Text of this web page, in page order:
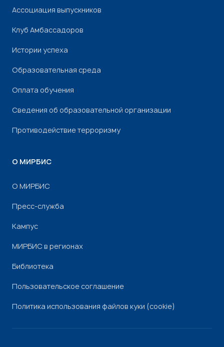
Ассоциация выпускников
Клуб Амбассадоров
Истории успеха
Образовательная среда
Оплата обучения
Сведения об образовательной организации
Противодействие терроризму
О МИРБИС
О МИРБИС
Пресс-служба
Кампус
МИРБИС в регионах
Библиотека
Пользовательское соглашение
Политика использования файлов куки (cookie)